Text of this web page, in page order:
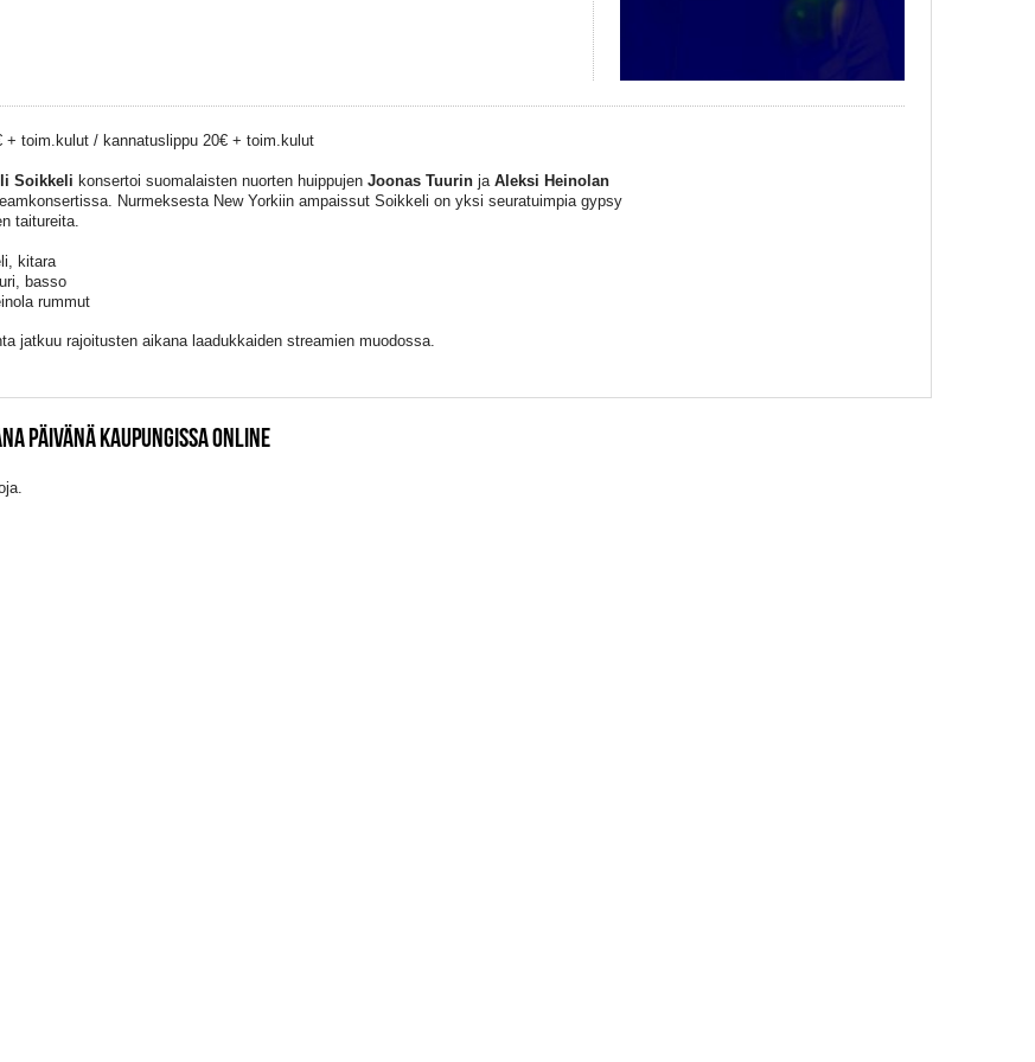
+ toim.kulut / kannatuslippu 20€ + toim.kulut
Soikkeli konsertoi suomalaisten nuorten huippujen Joonas Tuurinja Aleksi Heinolan
Nurmeksesta New Yorkiin ampaissut Soikkeli on yksi seuratuimpia gypsy
taitureita.
kitara
basso
rummut
jatkuu rajoitusten aikana laadukkaiden streamien muodossa.
PÄIVÄNÄ KAUPUNGISSA ONLINE